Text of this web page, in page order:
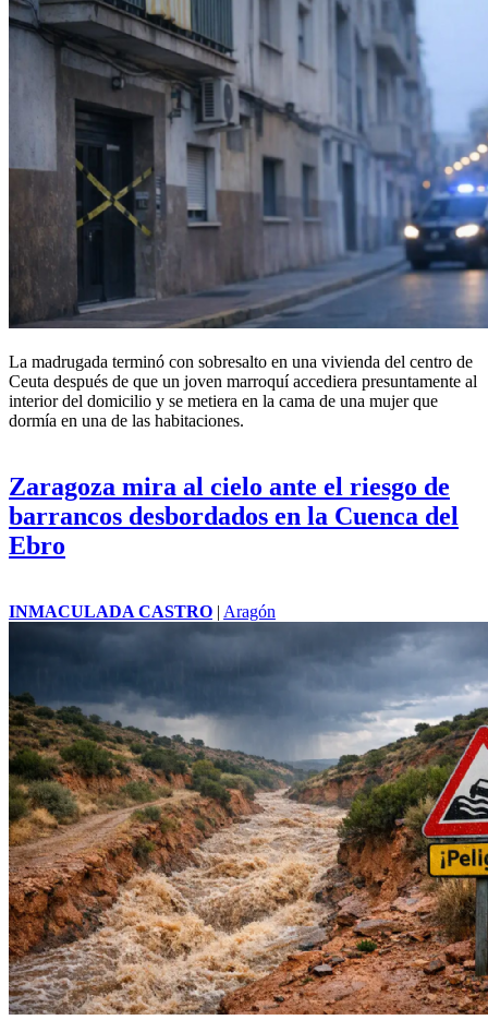
La madrugada terminó con sobresalto en una vivienda del centro de
Ceuta después de que un joven marroquí accediera presuntamente al
interior del domicilio y se metiera en la cama de una mujer que
dormía en una de las habitaciones.
Zaragoza mira al cielo ante el riesgo de
barrancos desbordados en la Cuenca del
Ebro
INMACULADA CASTRO | Aragón